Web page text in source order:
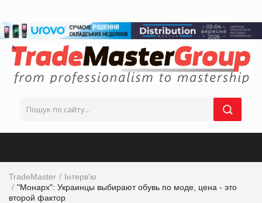
TradeMaster
Інтерв'ю
"Монарх": Украинцы выбирают обувь по моде, цена - это
второй фактор